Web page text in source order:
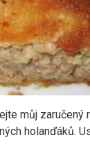
můj zaručený
holanďáků.